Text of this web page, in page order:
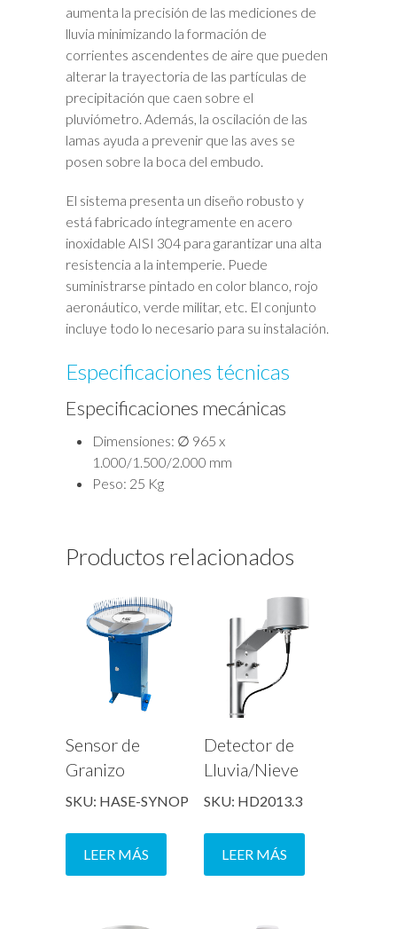
aumenta la precisión de las mediciones de
lluvia minimizando la formación de
corrientes ascendentes de aire que pueden
alterar la trayectoria de las partículas de
precipitación que caen sobre el
pluviómetro. Además, la oscilación de las
lamas ayuda a prevenir que las aves se
posen sobre la boca del embudo.
El sistema presenta un diseño robusto y
está fabricado íntegramente en acero
inoxidable AISI 304 para garantizar una alta
resistencia a la intemperie. Puede
suministrarse pintado en color blanco, rojo
aeronáutico, verde militar, etc. El conjunto
incluye todo lo necesario para su instalación.
Especificaciones técnicas
Especificaciones mecánicas
Dimensiones: ∅ 965 x
1.000/1.500/2.000 mm
Peso: 25 Kg
Productos relacionados
Sensor de
Granizo
SKU: HASE-SYNOP
LEER MÁS
Detector de
Lluvia/Nieve
SKU: HD2013.3
LEER MÁS